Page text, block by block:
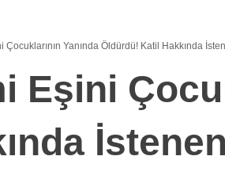
Çocuklarının Yanında Öldürdü! Katil Hakkında
Eşini